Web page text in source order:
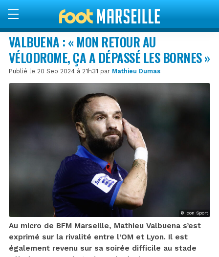
VALBUENA : « MON RETOUR AU
VÉLODROME, ÇA A DÉPASSÉ LES BORNES »
Publié le 20 Sep 2024 à 21h31 par Mathieu Dumas
© Icon Sport
Au micro de BFM Marseille, Mathieu Valbuena s’est
exprimé sur la rivalité entre l’OM et Lyon. Il est
également revenu sur sa soirée difficile au stade